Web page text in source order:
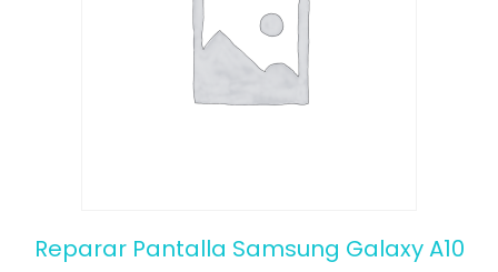
Reparar Pantalla Samsung Galaxy A10